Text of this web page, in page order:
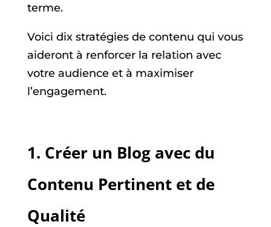
terme.
Voici dix stratégies de contenu qui vous
aideront à renforcer la relation avec
votre audience et à maximiser
l’engagement.
1. Créer un Blog avec du
Contenu Pertinent et de
Qualité